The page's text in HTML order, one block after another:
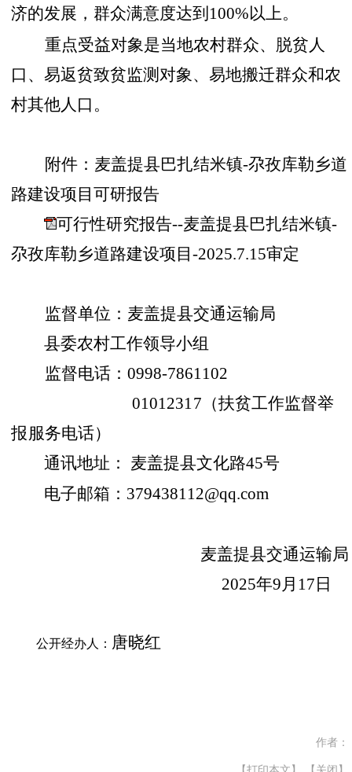
济的发展，群众满意度达到 100%以上。
重点受益对象是当地农村群众、脱贫人
口、易返贫致贫监测对象、易地搬迁群众和农
村其他人口。
附件： 麦盖提县巴扎结米镇-尕孜库勒乡道
路建设项目可研报告
可行性研究报告--麦盖提县巴扎结米镇-
尕孜库勒乡道路建设项目-2025.7.15审定
监督单位：麦盖提县交通运输局
县委农村工作领导小组
监督电话：0998-7861102
01012317（扶贫工作监督举
报服务电话）
通讯地址： 麦盖提县文化路45号
电子邮箱： 379438112@qq.com
麦盖提县交通运输局
2025年9月17日
公开经办人： 唐晓红
作者：